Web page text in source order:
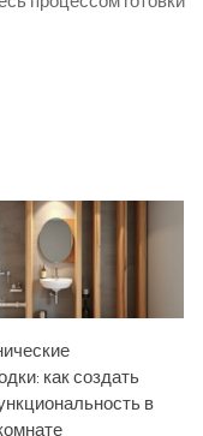
как создать
в